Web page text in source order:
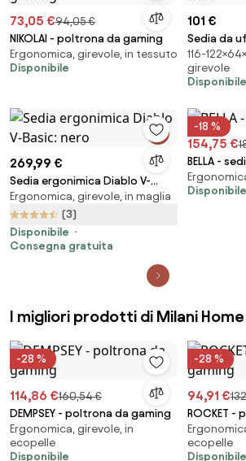
73,05 €94,05 €
NIKOLAI - poltrona da gaming
Ergonomica, girevole, in tessuto
Disponibile
101 €
Sedia da
116-
girevole
Disponibile
269,99 €
Sedia ergonimica Diablo V-
Basic: nero
Ergonomica, girevole, in maglia
(3)
Disponibile
Consegna gratuita
-18 %
154,75 €
BELLA -
Disponibile
I migliori prodotti di Milani Home
-28 %
114,86 €160,54 €
DEMPSEY - poltrona da gaming
Ergonomica, girevole, in
ecopelle
Disponibile
-28 %
94,91 €
ROCKET
ecopelle
Disponibile